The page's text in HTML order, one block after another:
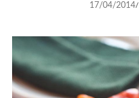
17/04/2014/